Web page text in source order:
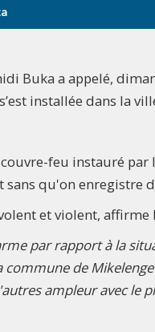
Buka a appelé,
installée dans la
feu instauré
sans qu'on enregistre
et violent, affirme
par rapport à la
commune de
ampleur avec le